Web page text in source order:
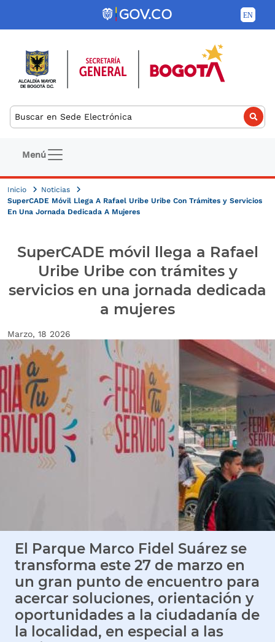
Pasar al contenido principal
Buscar
Navegación principal
Menú
Inicio
Noticias
SuperCADE Móvil Llega A Rafael Uribe Uribe Con Trámites y Servicios
En Una Jornada Dedicada A Mujeres
SuperCADE móvil llega a Rafael
Uribe Uribe con trámites y
servicios en una jornada dedicada
a mujeres
Fecha de creación
Marzo, 18 2026
Imagen Noticia
El Parque Marco Fidel Suárez se
transforma este 27 de marzo en
un gran punto de encuentro para
acercar soluciones, orientación y
oportunidades a la ciudadanía de
la localidad, en especial a las